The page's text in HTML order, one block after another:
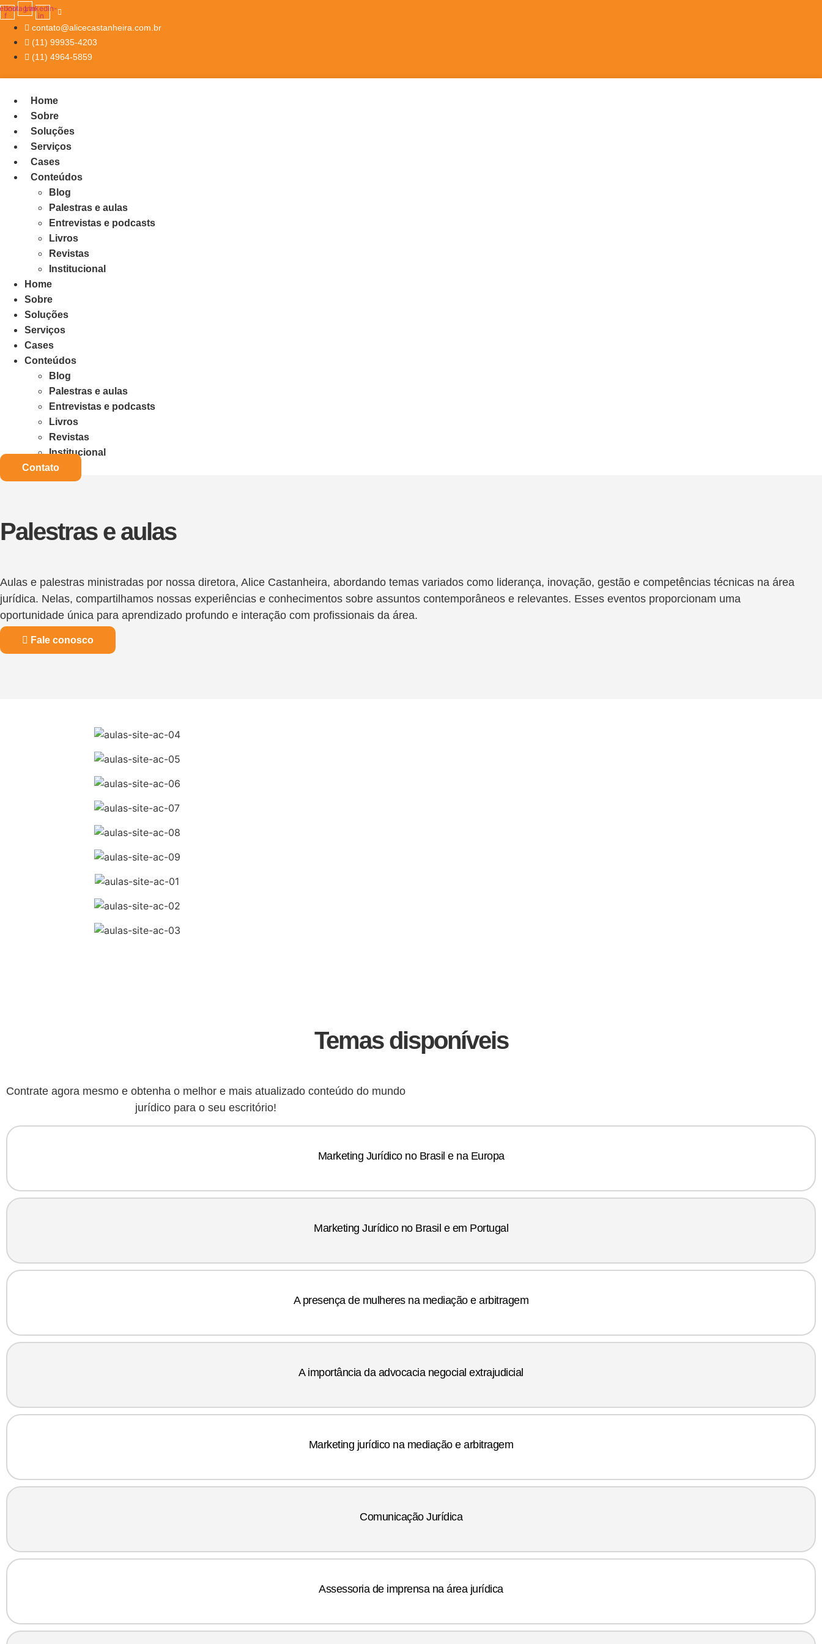
f
InstagramLinkedin-
in
contato@alicecastanheira.com.br
(11) 99935-4203
(11) 4964-5859
Home
Sobre
Soluções
Serviços
Cases
Conteúdos
Blog
Palestras e aulas
Entrevistas e podcasts
Livros
Revistas
Institucional
Home
Sobre
Soluções
Serviços
Cases
Conteúdos
Blog
Palestras e aulas
Entrevistas e podcasts
Livros
Revistas
Institucional
Contato
Palestras e aulas
Aulas e palestras ministradas por nossa diretora, Alice Castanheira, abordando temas variados como liderança, inovação, gestão e competências técnicas na área
jurídica. Nelas, compartilhamos nossas experiências e conhecimentos sobre assuntos contemporâneos e relevantes. Esses eventos proporcionam uma
oportunidade única para aprendizado profundo e interação com profissionais da área.
Fale conosco
Temas disponíveis
Contrate agora mesmo e obtenha o melhor e mais atualizado conteúdo do mundo
jurídico para o seu escritório!
Marketing Jurídico no Brasil e na Europa
Marketing Jurídico no Brasil e em Portugal
A presença de mulheres na mediação e arbitragem
A importância da advocacia negocial extrajudicial
Marketing jurídico na mediação e arbitragem
Comunicação Jurídica
Assessoria de imprensa na área jurídica